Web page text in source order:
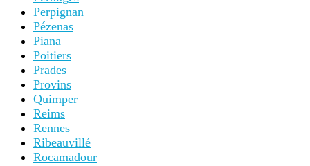
Perpignan
Pézenas
Piana
Poitiers
Prades
Provins
Quimper
Reims
Rennes
Ribeauvillé
Rocamadour